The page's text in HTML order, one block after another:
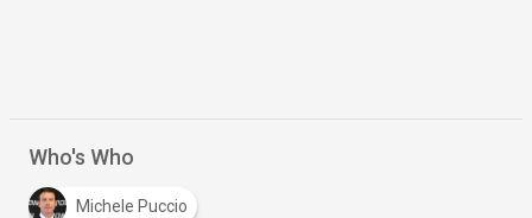
Who's Who
Michele Puccio